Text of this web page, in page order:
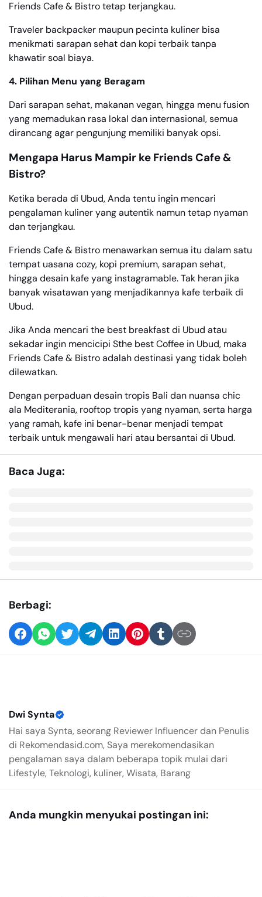
Friends Cafe & Bistro tetap terjangkau.
Traveler backpacker maupun pecinta kuliner bisa
menikmati sarapan sehat dan kopi terbaik tanpa
khawatir soal biaya.
4. Pilihan Menu yang Beragam
Dari sarapan sehat, makanan vegan, hingga menu fusion
yang memadukan rasa lokal dan internasional, semua
dirancang agar pengunjung memiliki banyak opsi.
Mengapa Harus Mampir ke Friends Cafe &
Bistro?
Ketika berada di Ubud, Anda tentu ingin mencari
pengalaman kuliner yang autentik namun tetap nyaman
dan terjangkau.
Friends Cafe & Bistro menawarkan semua itu dalam satu
tempat uasana cozy, kopi premium, sarapan sehat,
hingga desain kafe yang instagramable. Tak heran jika
banyak wisatawan yang menjadikannya kafe terbaik di
Ubud.
Jika Anda mencari the best breakfast di Ubud atau
sekadar ingin mencicipi Sthe best Coffee in Ubud, maka
Friends Cafe & Bistro adalah destinasi yang tidak boleh
dilewatkan.
Dengan perpaduan desain tropis Bali dan nuansa chic
ala Mediterania, rooftop tropis yang nyaman, serta harga
yang ramah, kafe ini benar-benar menjadi tempat
terbaik untuk mengawali hari atau bersantai di Ubud.
Baca Juga:
Berbagi:
Dwi Synta
Hai saya Synta, seorang Reviewer Influencer dan Penulis
di Rekomendasid.com, Saya merekomendasikan
pengalaman saya dalam beberapa topik mulai dari
Lifestyle, Teknologi, kuliner, Wisata, Barang
Anda mungkin menyukai postingan ini: